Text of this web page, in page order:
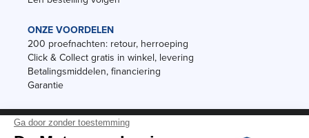
ONZE VOORDELEN
200 proefnachten: retour, herroeping
Click & Collect gratis in winkel, levering
Betalingsmiddelen, financiering
Garantie